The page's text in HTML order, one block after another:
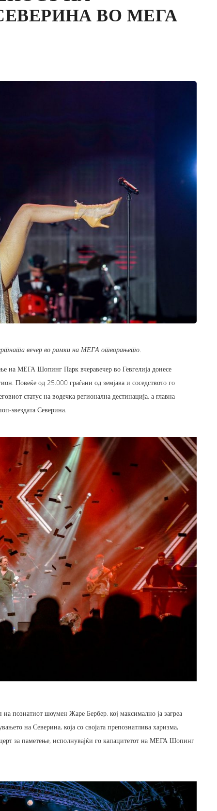
ВО МЕГА
вечер во рамки на МЕГА отворањето.
на МЕГА Шопинг Парк вчеравечер во Гевгелија донесе
Повеќе од 25.000 граѓани од земјава и соседството го
статус на водечка регионална дестинација, а главна
ѕвездата Северина.
познатиот шоумен Жаре Бербер, кој максимално ја загреа
на Северина, која со својата препознатлива харизма,
за паметење, исполнувајќи го капацитетот на МЕГА Шопинг